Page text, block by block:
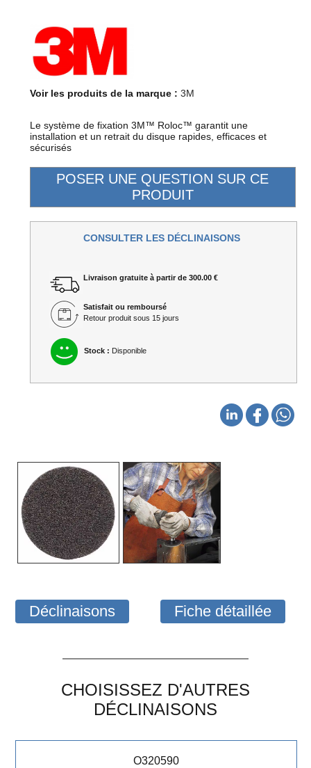
Voir les produits de la marque : 3M
Le système de fixation 3M™ Roloc™ garantit une
installation et un retrait du disque rapides, efficaces et
sécurisés
CONSULTER LES DÉCLINAISONS
Livraison gratuite à partir de 300.00 €
Satisfait ou remboursé
Retour produit sous 15 jours
Stock : Disponible
Déclinaisons Fiche détaillée
CHOISISSEZ D'AUTRES
DÉCLINAISONS
O320590